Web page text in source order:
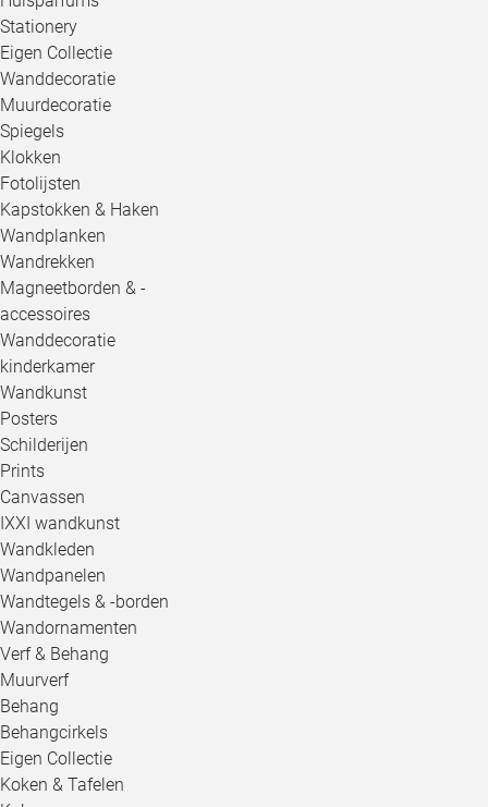
Stationery
Eigen Collectie
Wanddecoratie
Muurdecoratie
Spiegels
Klokken
Fotolijsten
Kapstokken & Haken
Wandplanken
Wandrekken
Magneetborden & -
accessoires
Wanddecoratie
kinderkamer
Wandkunst
Posters
Schilderijen
Prints
Canvassen
IXXI wandkunst
Wandkleden
Wandpanelen
Wandtegels & -borden
Wandornamenten
Verf & Behang
Muurverf
Behang
Behangcirkels
Eigen Collectie
Koken & Tafelen